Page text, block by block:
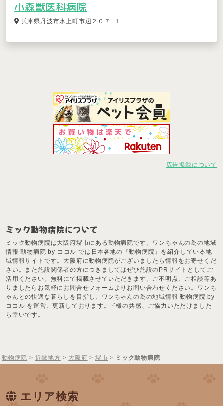
小森獣医科病院
兵庫県丹波市氷上町市辺２０７−１
広告掲載について
ミック動物病院について
ミック動物病院は大阪府堺市にある動物病院です。ワンちゃんの為の地域
情報 動物病院 by ココル では日本各地の『動物病院』を紹介している地
域情報サイトです。大阪府に動物病院がございましたら情報をお寄せくだ
さい。また施設関係者の方につきましてはぜひ施設のPRサイトとしてご
活用ください。無料にて掲載させていただきます。ご不明点、ご相談等あ
りましたらお気軽にお問合せフォームよりお問い合わせください。ワンち
ゃんとの快適な暮らしを目指し、ワンちゃんの為の地域情報 動物病院 by
ココル を運営、更新しております。皆様の共感、ご協力いただけました
ら幸いです。
動物病院 > 近畿地方 > 大阪府 >堺市 > ミック動物病院
エリア検索